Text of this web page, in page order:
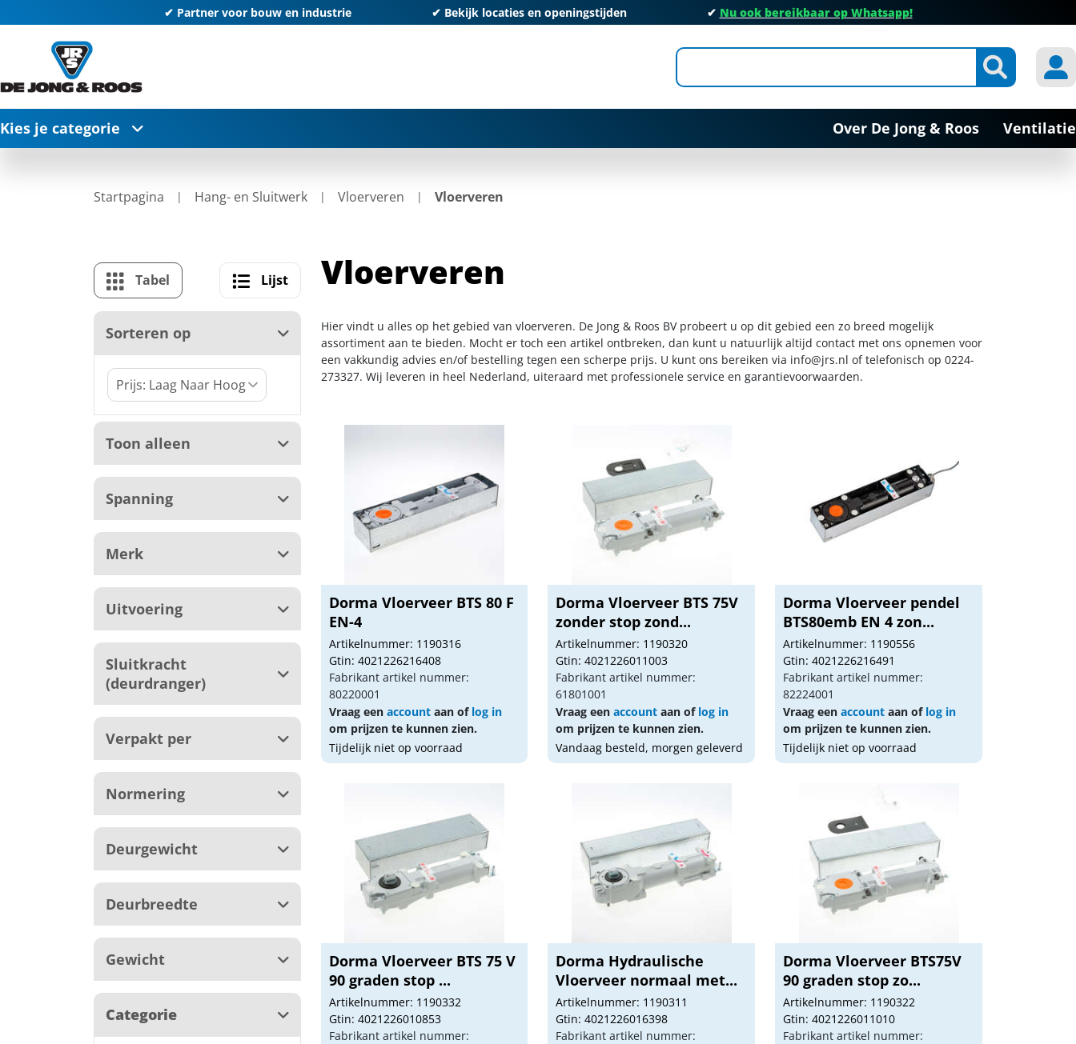
✔ Partner voor bouw en industrie ✔ Bekijk locaties en openingstijden ✔ Nu ook bereikbaar op Whatsapp!
Kies je categorie Over De Jong & Roos Ventilatie
Startpagina Hang- en Sluitwerk Vloerveren Vloerveren
Tabel Lijst
Sorteren op
Toon alleen
Spanning
Merk
Uitvoering
Sluitkracht
(deurdranger)
Verpakt per
Normering
Deurgewicht
Deurbreedte
Gewicht
Categorie
Vloerveren
Hier vindt u alles op het gebied van vloerveren. De Jong & Roos BV probeert u op dit gebied een zo breed mogelijk
assortiment aan te bieden. Mocht er toch een artikel ontbreken, dan kunt u natuurlijk altijd contact met ons opnemen voor
een vakkundig advies en/of bestelling tegen een scherpe prijs. U kunt ons bereiken via info@jrs.nl of telefonisch op 0224-
273327. Wij leveren in heel Nederland, uiteraard met professionele service en garantievoorwaarden.
Dorma Vloerveer BTS 80 F
EN-4
Artikelnummer: 1190316
Gtin: 4021226216408
Fabrikant artikel nummer:
80220001
Vraag een accountaan of log in
om prijzen te kunnen zien.
Tijdelijk niet op voorraad
Dorma Vloerveer BTS 75V
zonder stop zond...
Artikelnummer: 1190320
Gtin: 4021226011003
Fabrikant artikel nummer:
61801001
Vraag eenaccount aan of log in
om prijzen te kunnen zien.
Vandaag besteld, morgen geleverd
Dorma Vloerveer pendel
BTS80emb EN 4 zon...
Artikelnummer: 1190556
Gtin: 4021226216491
Fabrikant artikel nummer:
82224001
Vraag eenaccount aan of log in
om prijzen te kunnen zien.
Tijdelijk niet op voorraad
Dorma Vloerveer BTS 75 V
90 graden stop ...
Artikelnummer: 1190332
Gtin: 4021226010853
Fabrikant artikel nummer:
Dorma Hydraulische
Vloerveer normaal met...
Artikelnummer: 1190311
Gtin: 4021226016398
Fabrikant artikel nummer:
Dorma Vloerveer BTS75V
90 graden stop zo...
Artikelnummer: 1190322
Gtin: 4021226011010
Fabrikant artikel nummer: